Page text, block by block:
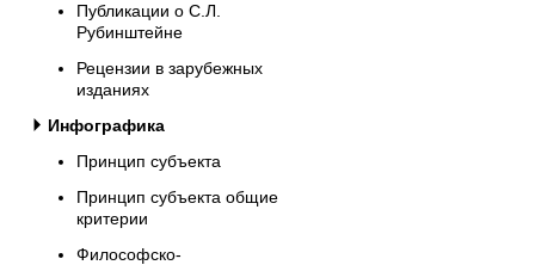
Публикации о С.Л.
Рубинштейне
Рецензии в зарубежных
изданиях
Инфографика
Принцип субъекта
Принцип субъекта общие
критерии
Философско-